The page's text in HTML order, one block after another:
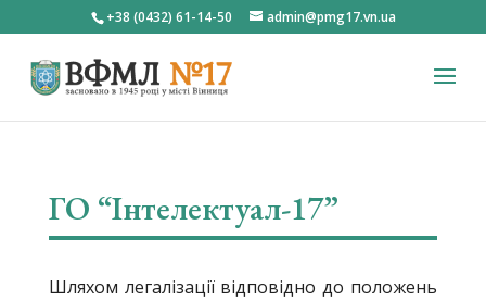
+38 (0432) 61-14-50 admin@pmg17.vn.ua
ГО “Інтелектуал-17”
Шляхом легалізації відповідно до положень